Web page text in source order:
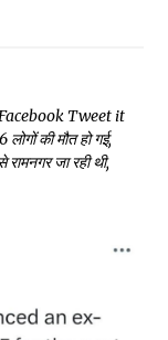
Tweet it
की मौत हो गई,
जा रही थी,